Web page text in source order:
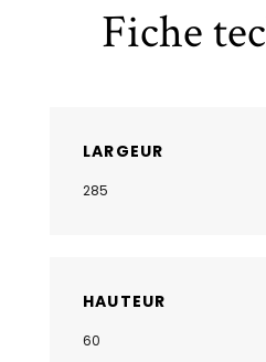
Fiche
LARGEUR
285
HAUTEUR
60